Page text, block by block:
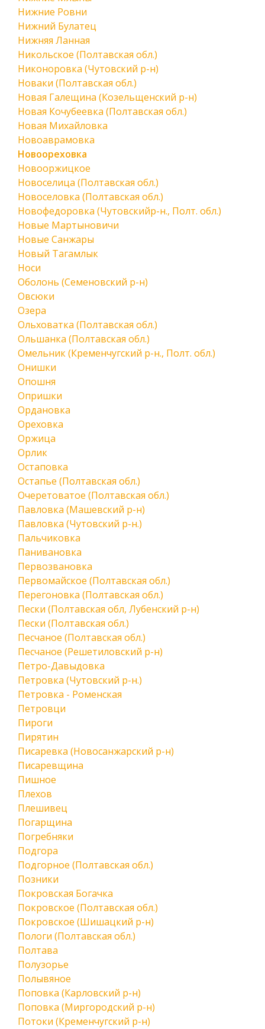
Нижние Ровни
Нижний Булатец
Нижняя Ланная
Никольское (Полтавская обл.)
Никоноровка (Чутовский р-н)
Новаки (Полтавская обл.)
Новая Галещина (Козельщенский р-н)
Новая Кочубеевка (Полтавская обл.)
Новая Михайловка
Новоаврамовка
Новоореховка
Новооржицкое
Новоселица (Полтавская обл.)
Новоселовка (Полтавская обл.)
Новофедоровка (Чутовскийр-н., Полт. обл.)
Новые Мартыновичи
Новые Санжары
Новый Тагамлык
Носи
Оболонь (Семеновский р-н)
Овсюки
Озера
Ольховатка (Полтавская обл.)
Ольшанка (Полтавская обл.)
Омельник (Кременчугский р-н., Полт. обл.)
Онишки
Опошня
Опришки
Ордановка
Ореховка
Оржица
Орлик
Остаповка
Остапье (Полтавская обл.)
Очеретоватое (Полтавская обл.)
Павловка (Машевский р-н)
Павловка (Чутовский р-н.)
Пальчиковка
Панивановка
Первозвановка
Первомайское (Полтавская обл.)
Перегоновка (Полтавская обл.)
Пески (Полтавская обл, Лубенский р-н)
Пески (Полтавская обл.)
Песчаное (Полтавская обл.)
Песчаное (Решетиловский р-н)
Петро-Давыдовка
Петровка (Чутовский р-н.)
Петровка - Роменская
Петровци
Пироги
Пирятин
Писаревка (Новосанжарский р-н)
Писаревщина
Пишное
Плехов
Плешивец
Погарщина
Погребняки
Подгора
Подгорное (Полтавская обл.)
Позники
Покровская Богачка
Покровское (Полтавская обл.)
Покровское (Шишацкий р-н)
Пологи (Полтавская обл.)
Полтава
Полузорье
Полывяное
Поповка (Карловский р-н)
Поповка (Миргородский р-н)
Потоки (Кременчугский р-н)